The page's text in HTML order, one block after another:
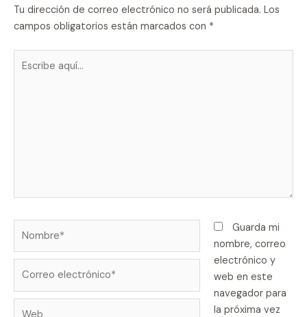
Tu dirección de correo electrónico no será publicada. Los
campos obligatorios están marcados con *
aquí...
Guarda mi
nombre, correo
electrónico y
web en este
navegador para
la próxima vez